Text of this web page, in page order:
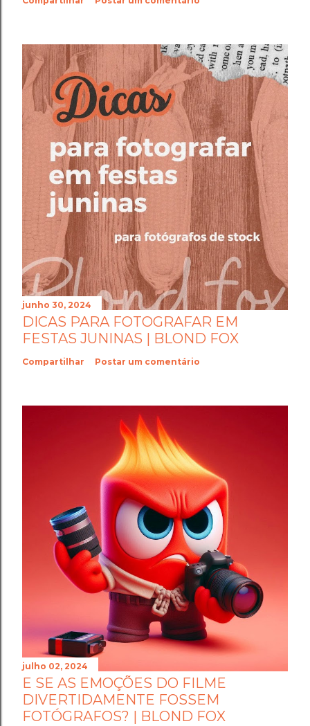
junho 30, 2024
DICAS PARA FOTOGRAFAR EM
FESTAS JUNINAS | BLOND FOX
Compartilhar Postar um comentário
julho 02, 2024
E SE AS EMOÇÕES DO FILME
DIVERTIDAMENTE FOSSEM
FOTÓGRAFOS? | BLOND FOX